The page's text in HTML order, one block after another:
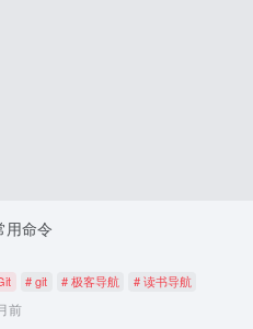
用命令
# git # 极客导航 # 读书导航
前